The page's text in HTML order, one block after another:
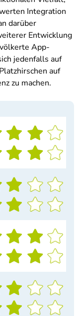
Integration
darüber
Entwicklung
App-
jedenfalls auf
auf
zu machen.